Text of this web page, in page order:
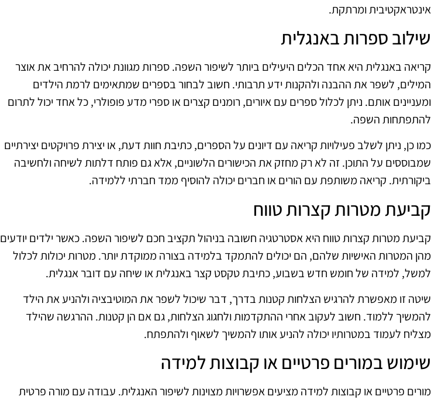
אינטראקטיבית ומרתקת.
שילוב ספרות באנגלית
קריאה באנגלית היא אחד הכלים היעילים ביותר לשיפור השפה. ספרות מגוונת יכולה להרחיב את אוצר
המילים, לשפר את ההבנה ולהקנות ידע תרבותי. חשוב לבחור בספרים שמתאימים לרמת הילדים
ומעניינים אותם. ניתן לכלול ספרים עם איורים, רומנים קצרים או ספרי מדע פופולרי, כל אחד יכול לתרום
להתפתחות השפה.
כמו כן, ניתן לשלב פעילויות קריאה עם דיונים על הספרים, כתיבת חוות דעת, או יצירת פרויקטים יצירתיים
שמבוססים על התוכן. זה לא רק מחזק את הכישורים הלשוניים, אלא גם פותח דלתות לשיחה ולחשיבה
ביקורתית. קריאה משותפת עם הורים או חברים יכולה להוסיף ממד חברתי ללמידה.
קביעת מטרות קצרות טווח
קביעת מטרות קצרות טווח היא אסטרטגיה חשובה בניהול תקציב חכם לשיפור השפה. כאשר ילדים יודעים
מהן המטרות האישיות שלהם, הם יכולים להתמקד בלמידה בצורה ממוקדת יותר. מטרות יכולות לכלול
למשל, למידה של חומש חדש בשבוע, כתיבת טקסט קצר באנגלית או שיחה עם דובר אנגלית.
שיטה זו מאפשרת להרגיש הצלחות קטנות בדרך, דבר שיכול לשפר את המוטיבציה ולהניע את הילד
להמשיך ללמוד. חשוב לעקוב אחרי ההתקדמות ולחגוג הצלחות, גם אם הן קטנות. ההרגשה שהילד
מצליח לעמוד במטרותיו יכולה להניע אותו להמשיך לשאוף ולהתפתח.
שימוש במורים פרטיים או קבוצות למידה
מורים פרטיים או קבוצות למידה מציעים אפשרויות מצוינות לשיפור האנגלית. עבודה עם מורה פרטית